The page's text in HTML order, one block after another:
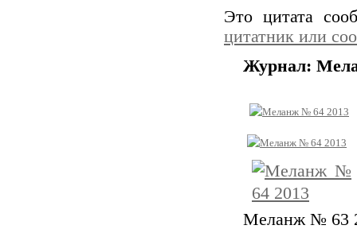
Это цитата
цитатник или
Журнал:
Меланж № 63